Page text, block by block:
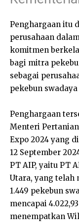
Penghargaan itu
perusahaan
komitmen
bagi mitra
sebagai
pekebun
Penghargaan
Menteri
Expo 2024 yang
12 September
PT AIP, yaitu PT
Utara, yang telah
1.449 pekebun
mencapai
menempatkan